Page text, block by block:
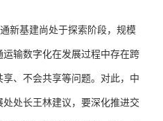
新基建尚处于探索阶段，规模
输数字化在发展过程中存在跨
、不会共享等问题。对此，中
处长王林建议，要深化推进交